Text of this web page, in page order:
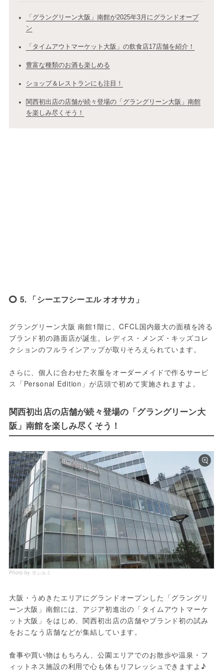
「グラングリーン大阪」南館が2025年3月にグランドオープ
ン
「タイムアウトマーケット大阪」の飲食店17店舗を紹介！
豊富な種類のお酒も楽しめる
ショップ＆レストランにも注目！
関西初出店の店舗が続々登場の「グラングリーン大阪」南館
を楽しみ尽くそう！
5. 「シーエフシーエル オオサカ」
グラングリーン大阪 南館1階に、CFCL国内最大の面積を誇る
ブランド初の路面店が誕生。レディス・メンズ・キッズコレ
クションのフルラインアップが取りそろえられています。
さらに、個人に合わせた衣服をオーダーメイドで作るサービ
ス「Personal Edition」が店頭で初めて実施されますよ。
関西初出店の店舗が続々登場の「グラングリーン大
阪」南館を楽しみ尽くそう！
Photo by ヨシルミ
大阪・うめきたエリアにグランドオープンした「グラングリ
ーン大阪」南館には、アジア初進出の「タイムアウトマーケ
ット大阪」をはじめ、関西初出店の店舗やブランド初の試み
をおこなう店舗などが集結しています。
食事や買い物はもちろん、公園エリアでのお散歩や温泉・フ
ィットネス施設の利用で心も体もリフレッシュできますよ♪